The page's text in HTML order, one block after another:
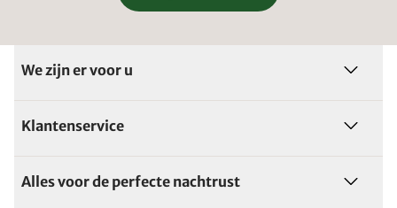
We zijn er voor u
Klantenservice
Alles voor de perfecte nachtrust